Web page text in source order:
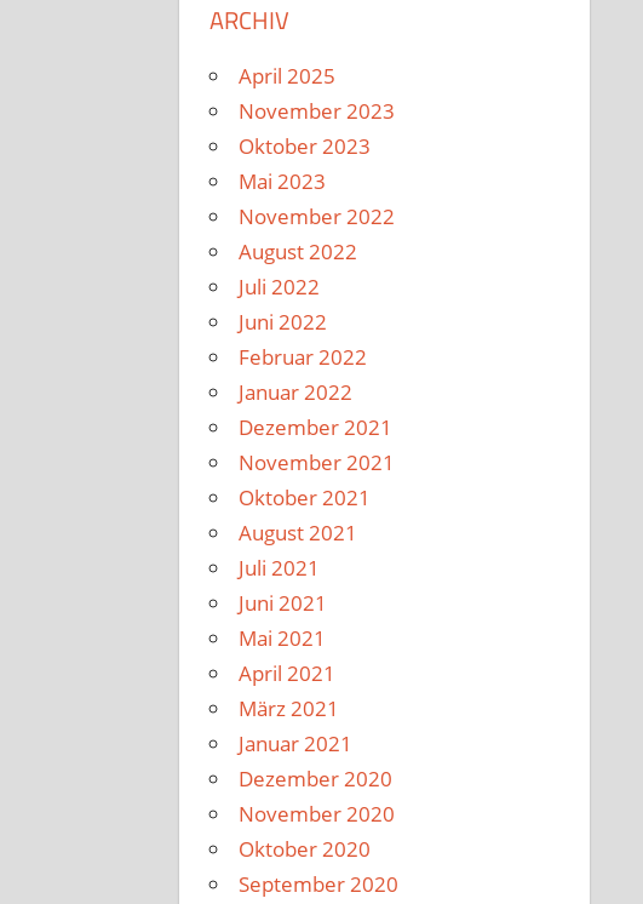
ARCHIV
April 2025
November 2023
Oktober 2023
Mai 2023
November 2022
August 2022
Juli 2022
Juni 2022
Februar 2022
Januar 2022
Dezember 2021
November 2021
Oktober 2021
August 2021
Juli 2021
Juni 2021
Mai 2021
April 2021
März 2021
Januar 2021
Dezember 2020
November 2020
Oktober 2020
September 2020